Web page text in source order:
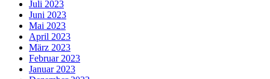
Juli 2023
Juni 2023
Mai 2023
April 2023
März 2023
Februar 2023
Januar 2023